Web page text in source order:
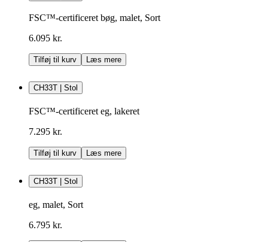
FSC™-certificeret bøg, malet, Sort
6.095 kr.
Tilføj til kurv Læs mere
CH33T | Stol
FSC™-certificeret eg, lakeret
7.295 kr.
Tilføj til kurv Læs mere
CH33T | Stol
eg, malet, Sort
6.795 kr.